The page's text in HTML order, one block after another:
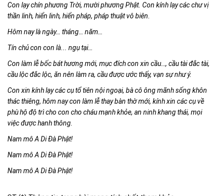
Con lạy chín phương Trời, mười phương Phật. Con kính lạy các chư vị
thần linh, hiển linh, hiển pháp, pháp thuật vô biên.
Hôm nay là ngày… tháng… năm…
Tín chủ con con là... ngụtại…
Con làm lễ bốc bát hương mới, mục đíchcon xin cầu…, cầu tài đắc tài,
cầu lộc đắc lộc, ăn nên làm ra, cầu được ước thấy, vạn sự như ý.
Con xin kính lạy các cụ tổ tiên nội ngoại, bà cô ông mãnh sống khôn
thác thiêng, hôm nay con làm lễ thay bàn thờ mới, kính xin các cụ về
phù hộ độ trì cho con cho cháu mạnh khỏe, an ninh khang thái, mọi
việc được hanh thông.
Nam mô A DiĐà Phật!
Nam mô A Di Đà Phật!
Nam mô A DiĐà Phật!